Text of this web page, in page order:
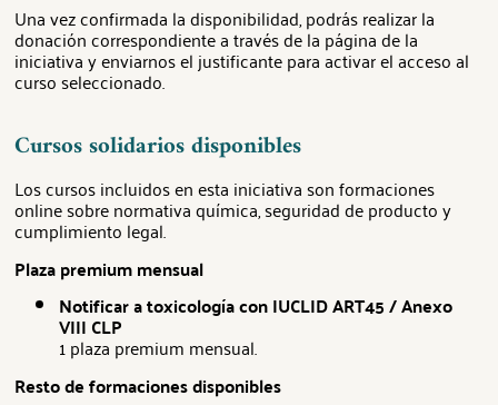
Una vez confirmada la disponibilidad, podrás realizar la
donación correspondiente a través de la página de la
iniciativa y enviarnos el justificante para activar el acceso al
curso seleccionado.
Cursos solidarios disponibles
Los cursos incluidos en esta iniciativa son formaciones
online sobre normativa química, seguridad de producto y
cumplimiento legal.
Plaza premium mensual
Notificar a toxicología con IUCLID ART45 / Anexo
VIII CLP
1 plaza premium mensual.
Resto de formaciones disponibles